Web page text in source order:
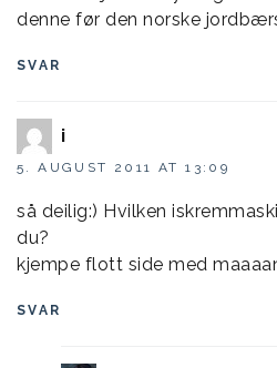
denne før den norske
SVAR
i
5. AUGUST 2011 AT 13:09
så deilig:) Hvilken
du?
kjempe flott side med
SVAR